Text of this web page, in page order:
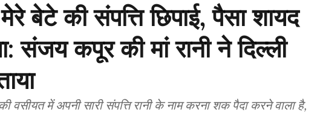
बेटे की संपत्ति छिपाई, पैसा शायद
संजय कपूर की मां रानी ने दिल्ली
वसीयत में अपनी सारी संपत्ति रानी के नाम करना शक पैदा करने वाला है,